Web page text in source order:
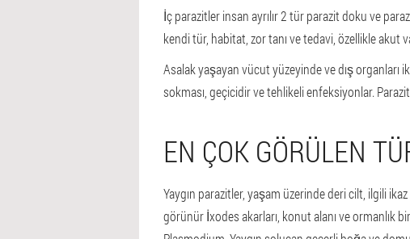
İç parazitler insan ayrılır 2 tür parazit doku ve
kendi tür, habitat, zor tanı ve tedavi, özellikle akut
Asalak yaşayan vücut yüzeyinde ve dış organları
sokması, geçicidir ve tehlikeli enfeksiyonlar.
EN ÇOK GÖRÜLEN
Yaygın parazitler, yaşam üzerinde deri cilt, ilgili
görünür İxodes akarları, konut alanı ve ormanlık